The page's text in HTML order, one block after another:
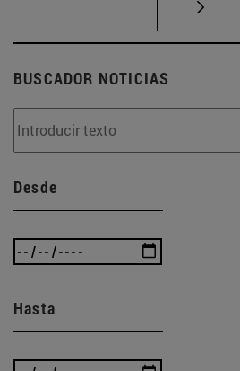
BUSCADOR NOTICIAS
Desde
Hasta